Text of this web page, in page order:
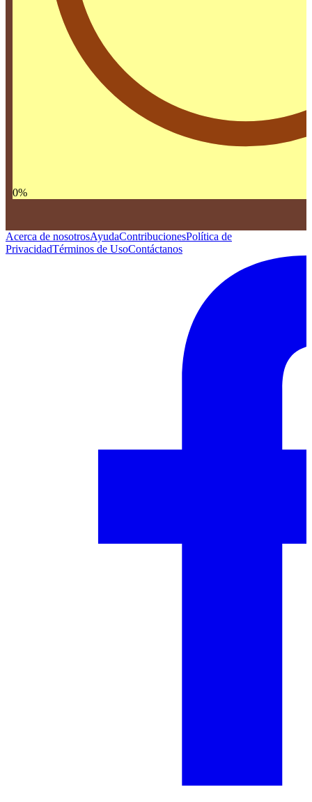
0%
Acerca de nosotrosAyudaContribucionesPolítica de
PrivacidadTérminos de UsoContáctanos